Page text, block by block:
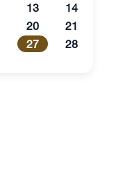
13
14
20
21
27
28